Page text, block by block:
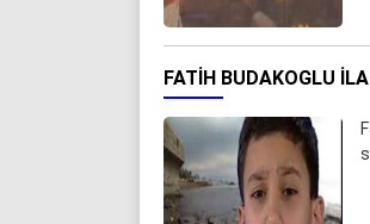
FATIH BUDAKOGLU